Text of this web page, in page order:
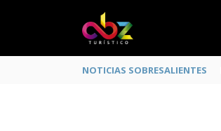
NOTICIAS SOBRESALIENTES